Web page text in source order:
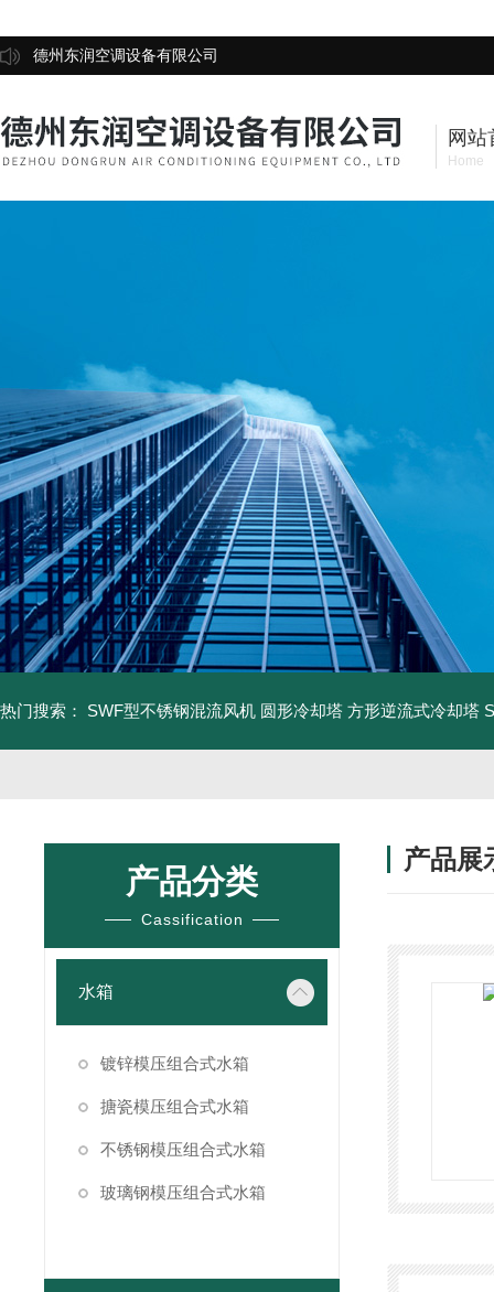
德州东润空调设备有限公司
网站
Home
热门搜索： SWF型不锈钢混流风机 圆形冷却塔 方形逆流式冷却塔
产品分类
Cassification
水箱
镀锌模压组合式水箱
搪瓷模压组合式水箱
不锈钢模压组合式水箱
玻璃钢模压组合式水箱
产品展